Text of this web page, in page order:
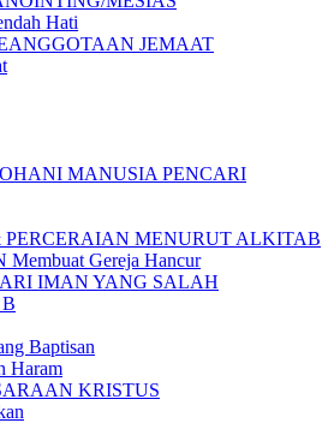
Hati
JEMAAT
MANUSIA PENCARI
MENURUT ALKITAB
Gereja Hancur
IMAN YANG SALAH
Baptisan
Haram
KRISTUS